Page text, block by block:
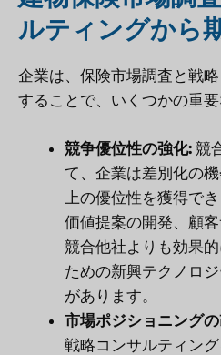
ルティングから
企業は、保険市場調査と戦
することで、いくつかの重
競争優位性の強化: 競
て、企業は差別化の
上の優位性を獲得で
価値提案の開発、顧
競合他社よりも効果
ための新興テクノロ
があります。
市場ポジショニング
戦略コンサルティン